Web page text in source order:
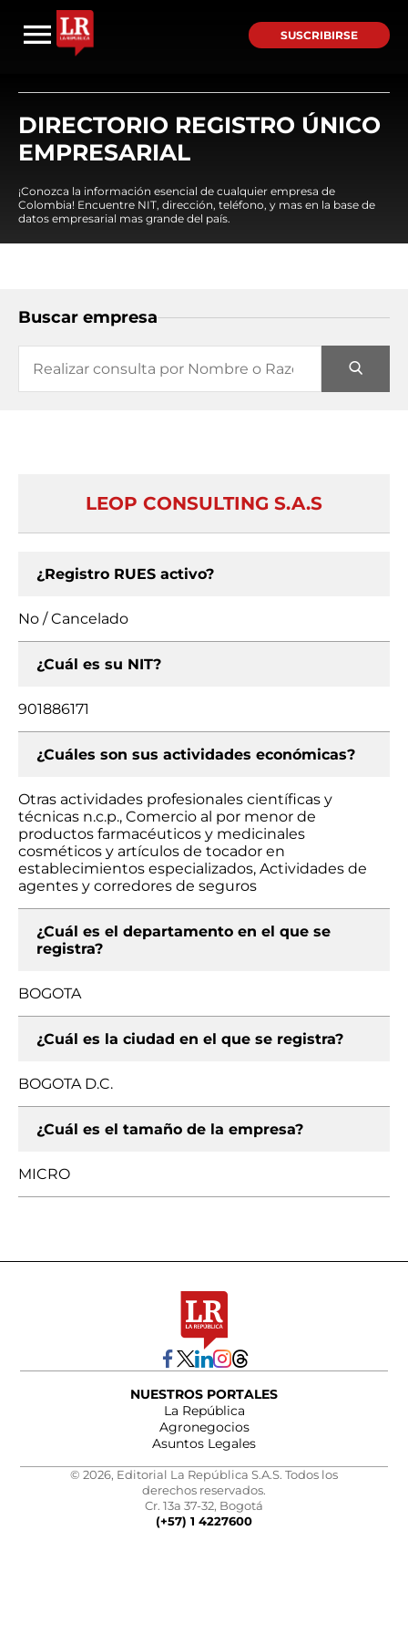
SUSCRIBIRSE
DIRECTORIO REGISTRO ÚNICO
EMPRESARIAL
¡Conozca la información esencial de cualquier empresa de
Colombia! Encuentre NIT, dirección, teléfono, y mas en la base de
datos empresarial mas grande del país.
Buscar empresa
LEOP CONSULTING S.A.S
¿Registro RUES activo?
No / Cancelado
¿Cuál es su NIT?
901886171
¿Cuáles son sus actividades económicas?
Otras actividades profesionales científicas y
técnicas n.c.p., Comercio al por menor de
productos farmacéuticos y medicinales
cosméticos y artículos de tocador en
establecimientos especializados, Actividades de
agentes y corredores de seguros
¿Cuál es el departamento en el que se
registra?
BOGOTA
¿Cuál es la ciudad en el que se registra?
BOGOTA D.C.
¿Cuál es el tamaño de la empresa?
MICRO
NUESTROS PORTALES
La República
Agronegocios
Asuntos Legales
© 2026, Editorial La República S.A.S. Todos los
derechos reservados.
Cr. 13a 37-32, Bogotá
(+57) 1 4227600